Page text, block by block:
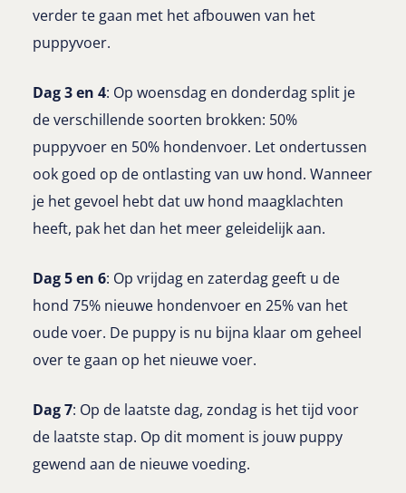
verder te gaan met het afbouwen van het
puppyvoer.
Dag 3 en 4: Op woensdag en donderdag split je
de verschillende soorten brokken: 50%
puppyvoer en 50% hondenvoer. Let ondertussen
ook goed op de ontlasting van uw hond. Wanneer
je het gevoel hebt dat uw hond maagklachten
heeft, pak het dan het meer geleidelijk aan.
Dag 5 en 6: Op vrijdag en zaterdag geeft u de
hond 75% nieuwe hondenvoer en 25% van het
oude voer. De puppy is nu bijna klaar om geheel
over te gaan op het nieuwe voer.
Dag 7: Op de laatste dag, zondag is het tijd voor
de laatste stap. Op dit moment is jouw puppy
gewend aan de nieuwe voeding.